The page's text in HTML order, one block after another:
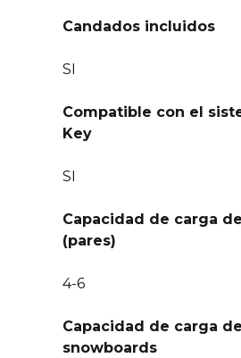
Candados incluidos
SI
Compatible con el
Key
SI
Capacidad de carga
(pares)
4-6
Capacidad de carga de
snowboards